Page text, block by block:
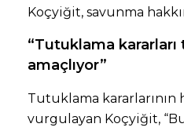
Koçyiğit, savunma
“Tutuklama
amaçlıyor”
Tutuklama
vurgulayan Koçyiğit,